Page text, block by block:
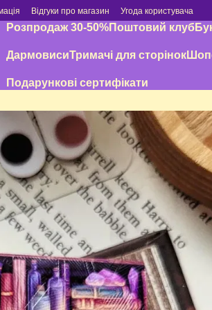
Відгуки про магазин
Угода користувача
Розпродаж 30-50%Поштовий клуб
ДармовисиТримачі для сторінок
Подарункові сертифікати